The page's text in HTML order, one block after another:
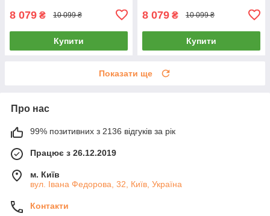
8 079 ₴ 10 099 ₴
Купити
8 079 ₴ 10 099 ₴
Купити
Показати ще
Про нас
99% позитивних з 2136 відгуків за рік
Працює з 26.12.2019
м. Київ
вул. Івана Федорова, 32, Київ, Україна
Контакти